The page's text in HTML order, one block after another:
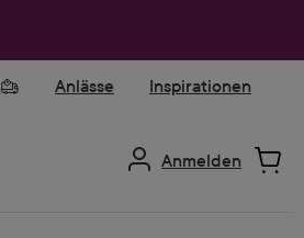
Anlässe Inspirationen
Anmelden